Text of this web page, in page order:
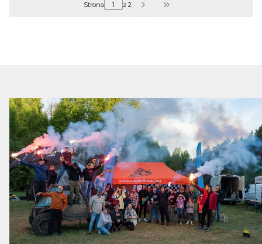
Strona z 2 Przejdź do ostatniej